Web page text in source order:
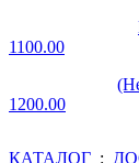
1100.00
1200.00
КАТАЛОГ :